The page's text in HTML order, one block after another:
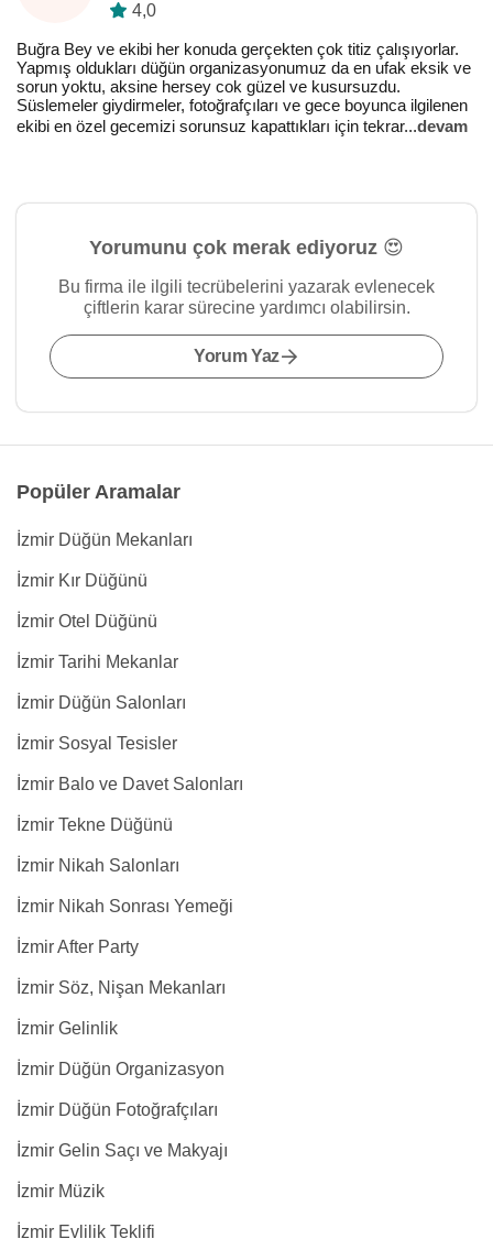
4,0
Buğra Bey ve ekibi her konuda gerçekten çok titiz çalışıyorlar.
Yapmış oldukları düğün organizasyonumuz da en ufak eksik ve
sorun yoktu, aksine hersey cok güzel ve kusursuzdu.
Süslemeler giydirmeler, fotoğrafçıları ve gece boyunca ilgilenen
ekibi en özel gecemizi sorunsuz kapattıkları için tekrar...devam
Yorumunu çok merak ediyoruz 😍
Bu firma ile ilgili tecrübelerini yazarak evlenecek
çiftlerin karar sürecine yardımcı olabilirsin.
Yorum Yaz
Popüler Aramalar
İzmir Düğün Mekanları
İzmir Kır Düğünü
İzmir Otel Düğünü
İzmir Tarihi Mekanlar
İzmir Düğün Salonları
İzmir Sosyal Tesisler
İzmir Balo ve Davet Salonları
İzmir Tekne Düğünü
İzmir Nikah Salonları
İzmir Nikah Sonrası Yemeği
İzmir After Party
İzmir Söz, Nişan Mekanları
İzmir Gelinlik
İzmir Düğün Organizasyon
İzmir Düğün Fotoğrafçıları
İzmir Gelin Saçı ve Makyajı
İzmir Müzik
İzmir Evlilik Teklifi